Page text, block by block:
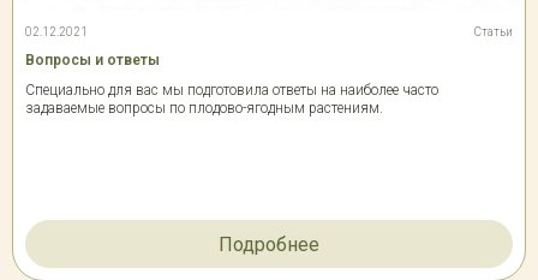
02.12.2021 Статьи
Вопросы и ответы
Специально для вас мы подготовила ответы на наиболее часто
задаваемые вопросы по плодово-ягодным растениям.
Подробнее